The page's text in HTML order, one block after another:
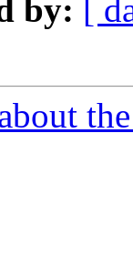
by: [